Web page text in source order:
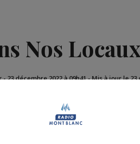
Nos
-23 décembre 2022 à 09h41-Mis à jour le 23
Des Locaux Dans Nos Locaux